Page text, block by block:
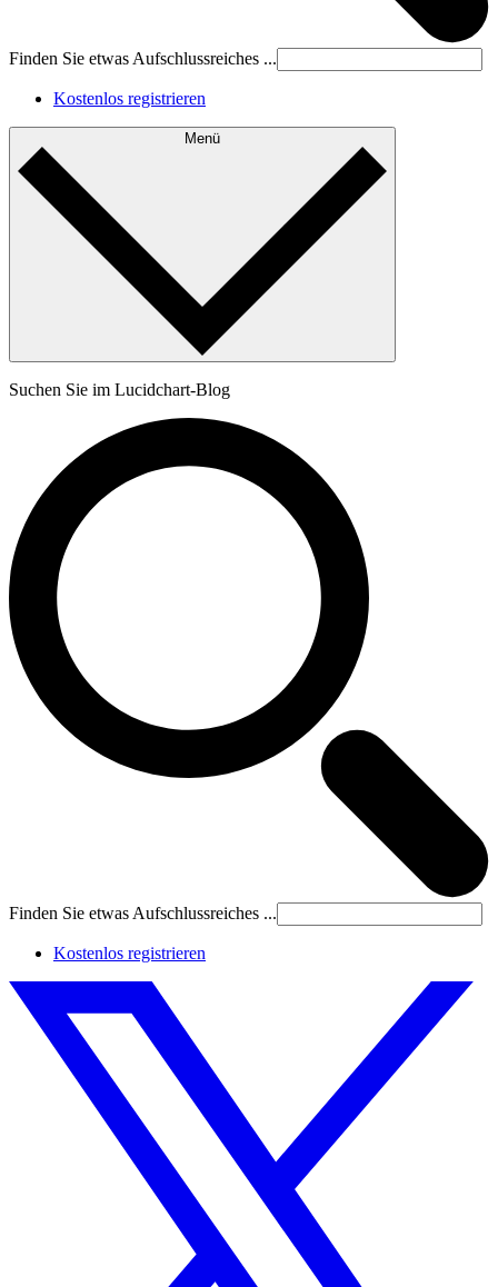
Finden Sie etwas Aufschlussreiches ...
Kostenlos registrieren
Menü
Suchen Sie im Lucidchart-Blog
Finden Sie etwas Aufschlussreiches ...
Kostenlos registrieren